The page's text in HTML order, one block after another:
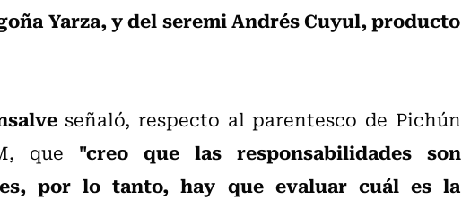
Yarza, y del seremi Andrés Cuyul, producto
señaló, respecto al parentesco de Pichún
que "creo que las responsabilidades son
por lo tanto, hay que evaluar cuál es la